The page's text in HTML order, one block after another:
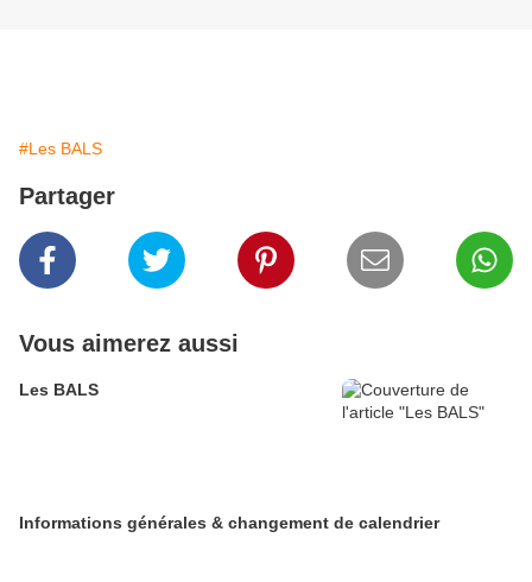
#Les BALS
Partager
Vous aimerez aussi
Les BALS
Informations générales & changement de calendrier